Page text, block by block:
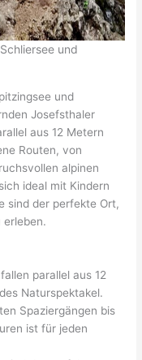
und
und
Josefsthaler
aus 12 Metern
Routen, von
alpinen
ideal mit Kindern
sind der perfekte Ort,
erleben.
parallel aus 12
Naturspektakel.
Spaziergängen bis
ist für jeden